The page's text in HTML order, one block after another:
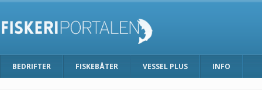
BEDRIFTER FISKEBÅTER VESSEL PLUS INFO